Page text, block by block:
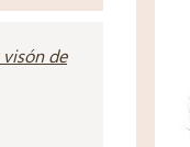
visón de